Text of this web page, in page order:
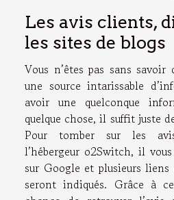
Les avis clients,
les sites de blogs
Vous n’êtes pas sans
une source intarissable
avoir une quelconque
quelque chose, il suffit juste
Pour tomber sur les
l’hébergeur o2Switch, il
sur Google et plusieurs liens
seront indiqués. Grâce à